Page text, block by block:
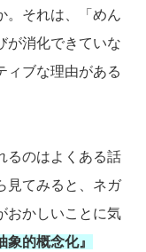
。それは、「めん
が消化できていな
ィブな理由がある
るのはよくある話
見てみると、ネガ
おかしいことに気
象的概念化』